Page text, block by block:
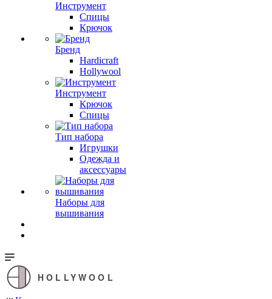
Инструмент
Спицы
Крючок
Бренд
Hardicraft
Hollywool
Инструмент
Крючок
Спицы
Тип набора
Игрушки
Одежда и
аксессуары
Наборы для
вышивания
HOLLYWOOL